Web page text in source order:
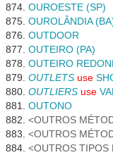
OUROESTE (SP)
OUROLÂNDIA
OUTDOOR
OUTEIRO (PA)
OUTEIRO
OUTLETS use
OUTLIERS use
OUTONO
OUTROS
OUTROS
OUTROS TIPOS